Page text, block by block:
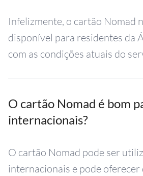
Infelizmente, o cartão Nomad
disponível para residentes da
com as condições atuais do
O cartão Nomad é bom
internacionais?
O cartão Nomad pode ser
internacionais e pode